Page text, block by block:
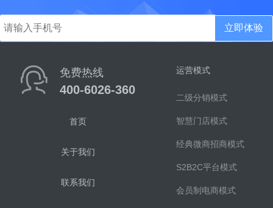
立即体验
免费热线
400-6026-360
首页
关于我们
联系我们
运营模式
二级分销模式
智慧门店模式
经典微商招商模式
S2B2C平台模式
会员制电商模式